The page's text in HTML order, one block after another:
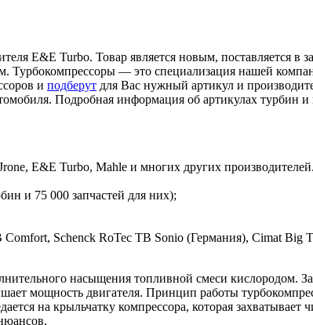
E&E Turbo. Товар является новым, поставляется в
Турбокомпрессоры — это специализация нашей
и подберут для Вас нужный артикул и
Подробная информация об артикулах турбин
E&E Turbo, Mahle и многих других
и 75 000 запчастей для них);
Comfort, Schenck RoTec TB Sonio (Германия), Cimat Big
насыщения топливной смеси кислородом. За
мощность двигателя. Принцип работы
на крыльчатку компрессора, которая захватывает